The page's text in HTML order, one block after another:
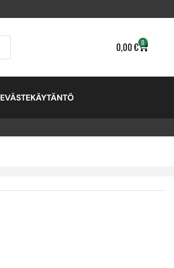
0,00€ 0
EVÄSTEKÄYTÄNTÖ